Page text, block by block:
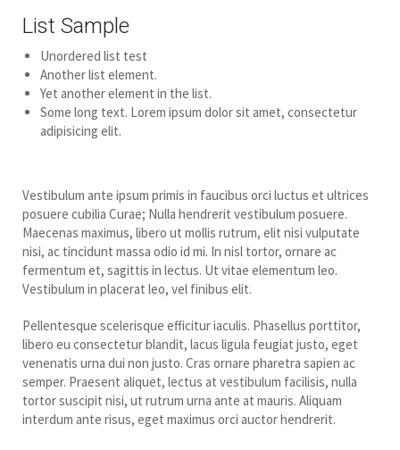
List Sample
Unordered list test
Another list element.
Yet another element in the list.
Some long text. Lorem ipsum dolor sit amet, consectetur
adipisicing elit.
Vestibulum ante ipsum primis in faucibus orci luctus et ultrices
posuere cubilia Curae; Nulla hendrerit vestibulum posuere.
Maecenas maximus, libero ut mollis rutrum, elit nisi vulputate
nisi, ac tincidunt massa odio id mi. In nisl tortor, ornare ac
fermentum et, sagittis in lectus. Ut vitae elementum leo.
Vestibulum in placerat leo, vel finibus elit.
Pellentesque scelerisque efficitur iaculis. Phasellus porttitor,
libero eu consectetur blandit, lacus ligula feugiat justo, eget
venenatis urna dui non justo. Cras ornare pharetra sapien ac
semper. Praesent aliquet, lectus at vestibulum facilisis, nulla
tortor suscipit nisi, ut rutrum urna ante at mauris. Aliquam
interdum ante risus, eget maximus orci auctor hendrerit.